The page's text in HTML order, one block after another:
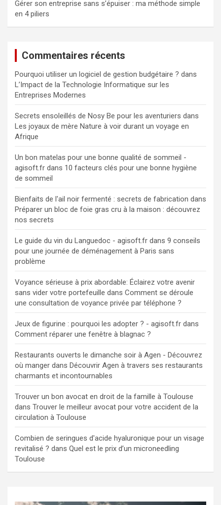
Gérer son entreprise sans s’épuiser : ma méthode simple
en 4 piliers
Commentaires récents
Pourquoi utiliser un logiciel de gestion budgétaire ? dans
L’Impact de la Technologie Informatique sur les
Entreprises Modernes
Secrets ensoleillés de Nosy Be pour les aventuriers dans
Les joyaux de mère Nature à voir durant un voyage en
Afrique
Un bon matelas pour une bonne qualité de sommeil -
agisoft.fr dans 10 facteurs clés pour une bonne hygiène
de sommeil
Bienfaits de l'ail noir fermenté : secrets de fabrication dans
Préparer un bloc de foie gras cru à la maison : découvrez
nos secrets
Le guide du vin du Languedoc - agisoft.fr dans 9 conseils
pour une journée de déménagement à Paris sans
problème
Voyance sérieuse à prix abordable: Éclairez votre avenir
sans vider votre portefeuille dans Comment se déroule
une consultation de voyance privée par téléphone ?
Jeux de figurine : pourquoi les adopter ? - agisoft.fr dans
Comment réparer une fenêtre à blagnac ?
Restaurants ouverts le dimanche soir à Agen - Découvrez
où manger dans Découvrir Agen à travers ses restaurants
charmants et incontournables
Trouver un bon avocat en droit de la famille à Toulouse
dans Trouver le meilleur avocat pour votre accident de la
circulation à Toulouse
Combien de seringues d'acide hyaluronique pour un visage
revitalisé ? dans Quel est le prix d’un microneedling
Toulouse